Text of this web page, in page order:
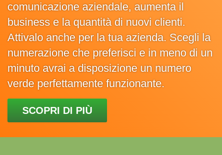
comunicazione aziendale, aumenta il
business e la quantità di nuovi clienti.
Attivalo anche per la tua azienda. Scegli la
numerazione che preferisci e in meno di un
minuto avrai a disposizione un numero
verde perfettamente funzionante.
SCOPRI DI PIÙ